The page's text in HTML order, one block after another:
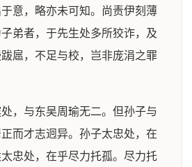
意，略亦未可知。尚责伊刻薄
弟者，于先生处多所狡诈，及
扈，不足与校，岂非庞涓之罪
，与东吴周瑜无二。但孙子与
而才志迥异。孙子太忠处，在
忠处，在乎尽力托孤。尽力托